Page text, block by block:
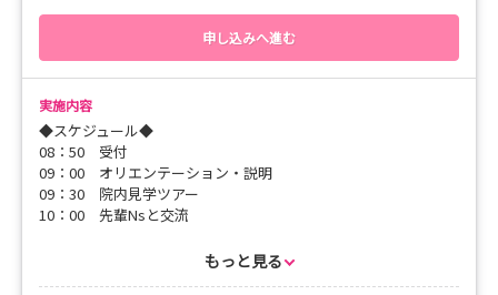
各日先着５名
◆対象◆
看護学生 ※学年問わず
＼是非ご来院いただき、金沢文庫病院のあたたかな雰囲気をご覧
～たくさんの学生さまとお会いできることを、楽しみにしてお
ります～
申し込みへ進む
実施内容
◆スケジュール◆
08：50 受付
09：00 オリエンテーション・説明
09：30 院内見学ツアー
10：00 先輩Nsと交流
もっと見る